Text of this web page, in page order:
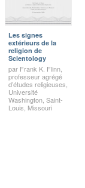
Les signes
extérieurs de la
religion de
Scientology
par Frank K. Flinn,
professeur agrégé
d’études religieuses,
Université
Washington, Saint-
Louis, Missouri